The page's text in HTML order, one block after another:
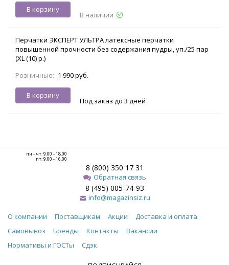
В корзину
В наличии
Перчатки ЭКСПЕРТ УЛЬТРА латексные перчатки
повышенной прочности без содержания пудры, уп./25 пар
(XL (10) р.)
Розничные: 1 990 руб.
В корзину
Под заказ до 3 дней
пн - чт: 9.00 - 18.00
пт: 9.00 - 16.00
8 (800) 350 17 31
Обратная связь
8 (495) 005-74-93
info@magazinsiz.ru
О компании Поставщикам Акции
Доставка и оплата
Самовывоз
Бренды Контакты
Вакансии
Нормативы и ГОСТы
Сдэк